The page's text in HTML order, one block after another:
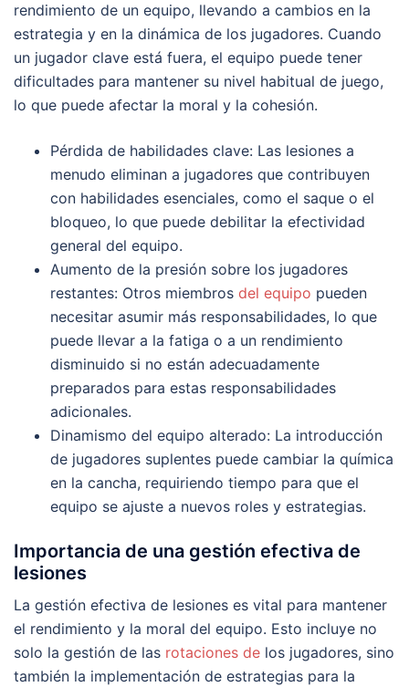
rendimiento de un equipo, llevando a cambios en la
estrategia y en la dinámica de los jugadores. Cuando
un jugador clave está fuera, el equipo puede tener
dificultades para mantener su nivel habitual de juego,
lo que puede afectar la moral y la cohesión.
Pérdida de habilidades clave: Las lesiones a
menudo eliminan a jugadores que contribuyen
con habilidades esenciales, como el saque o el
bloqueo, lo que puede debilitar la efectividad
general del equipo.
Aumento de la presión sobre los jugadores
restantes: Otros miembros del equipo pueden
necesitar asumir más responsabilidades, lo que
puede llevar a la fatiga o a un rendimiento
disminuido si no están adecuadamente
preparados para estas responsabilidades
adicionales.
Dinamismo del equipo alterado: La introducción
de jugadores suplentes puede cambiar la química
en la cancha, requiriendo tiempo para que el
equipo se ajuste a nuevos roles y estrategias.
Importancia de una gestión efectiva de
lesiones
La gestión efectiva de lesiones es vital para mantener
el rendimiento y la moral del equipo. Esto incluye no
solo la gestión de las rotaciones de los jugadores, sino
también la implementación de estrategias para la